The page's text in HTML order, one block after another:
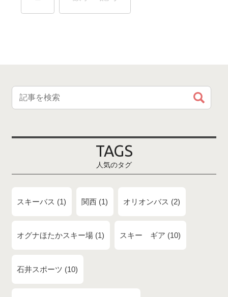
TAGS
人気のタグ
スキーバス 1 関西 1 オリオンバス 2
オグナほたかスキー場 1 スキー ギア 10
石井スポーツ 10